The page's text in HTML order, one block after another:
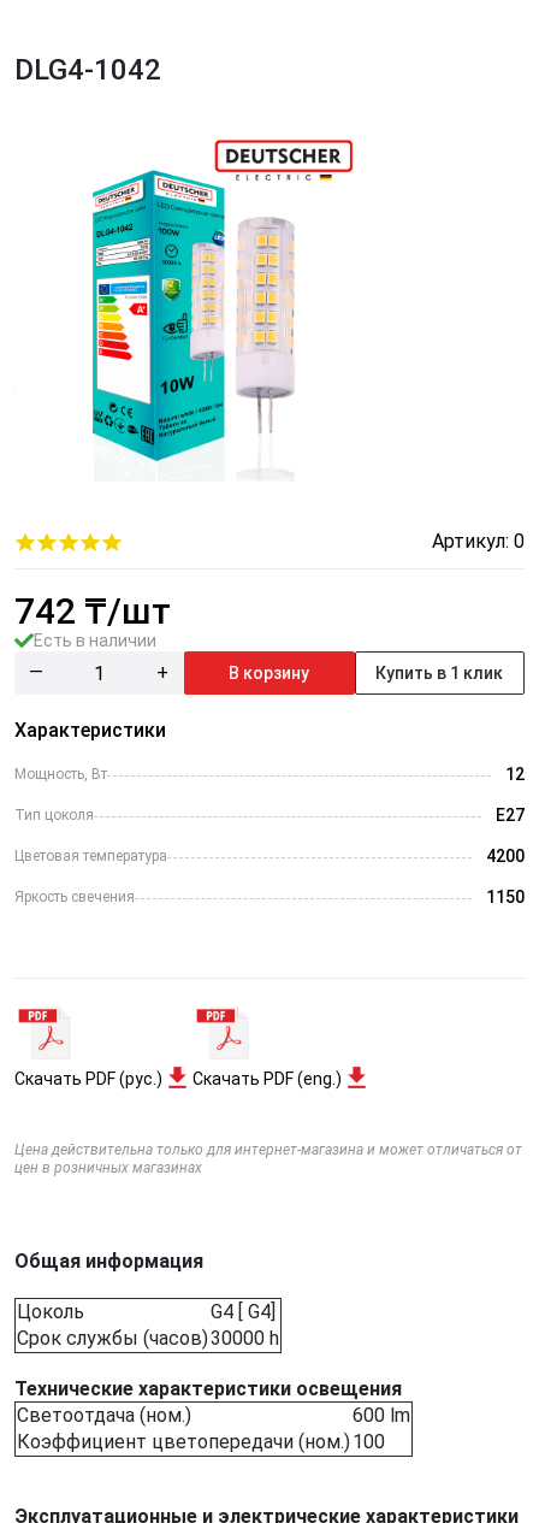
DLG4-1042
Артикул: 0
Характеристики
Мощность, Вт 12
Тип цоколя Е27
Цветовая температура 4200
Яркость свечения 1150
742 ₸/шт
Есть в наличии
— + В корзину Купить в 1 клик
Скачать PDF (рус.) Скачать PDF (eng.)
Цена действительна только для интернет-магазина и может отличаться от
цен в розничных магазинах
Общая информация
Цоколь
G4 [ G4]
Срок службы (часов)30000 h
Технические характеристики освещения
Светоотдача (ном.)
600 lm
Коэффициент цветопередачи (ном.)100
Эксплуатационные и электрические характеристики